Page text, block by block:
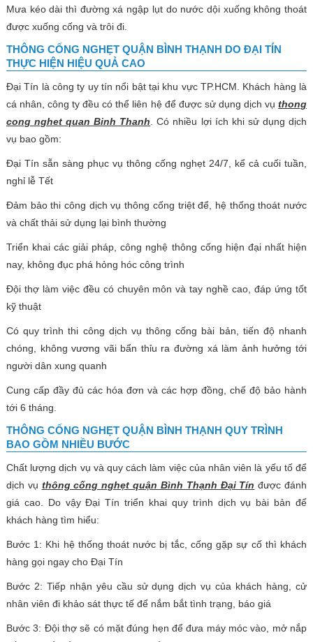
Mưa kéo dài thì đường xá ngập lụt do nước dội xuống không thoát
được xuống cống và trôi đi.
THÔNG CỐNG NGHẸT QUẬN BÌNH THẠNH DO ĐẠI TÍN
THỰC HIỆN HIỆU QUẢ CAO
Đại Tín là công ty uy tín nổi bật tại khu vực TP.HCM. Khách hàng là
cá nhân, công ty đều có thể liên hệ để được sử dụng dịch vụthong
cong nghet quan Binh Thanh. Có nhiều lợi ích khi sử dụng dịch
vụ bao gồm:
Đại Tín sẵn sàng phục vụ thông cống nghẹt 24/7, kể cả cuối tuần,
nghỉ lễ Tết
Đảm bảo thi công dịch vụ thông cống triệt để, hệ thống thoát nước
và chất thải sử dụng lại bình thường
Triển khai các giải pháp, công nghệ thông cống hiện đại nhất hiện
nay, không đục phá hỏng hóc công trình
Đội thợ làm việc đều có chuyên môn và tay nghề cao, đáp ứng tốt
kỹ thuật
Có quy trình thi công dịch vụ thông cống bài bản, tiến độ nhanh
chóng, không vương vãi bẩn thỉu ra đường xá làm ảnh hưởng tới
người dân xung quanh
Cung cấp đầy đủ các hóa đơn và các hợp đồng, chế độ bảo hành
tới 6 tháng.
THÔNG CỐNG NGHẸT QUẬN BÌNH THẠNH QUY TRÌNH
BAO GỒM NHIỀU BƯỚC
Chất lượng dịch vụ và quy cách làm việc của nhân viên là yếu tố để
dịch vụ thông cống nghẹt quận Bình Thạnh Đại Tín được đánh
giá cao. Do vậy Đại Tín triển khai quy trình dịch vụ bài bản để
khách hàng tìm hiểu:
Bước 1: Khi hệ thống thoát nước bị tắc, cống gặp sự cố thì khách
hàng gọi ngay cho Đại Tín
Bước 2: Tiếp nhận yêu cầu sử dụng dịch vụ của khách hàng, cử
nhân viên đi khảo sát thực tế để nắm bắt tình trạng, báo giá
Bước 3: Đội thợ sẽ có mặt đúng hẹn để đưa máy móc vào, mở nắp